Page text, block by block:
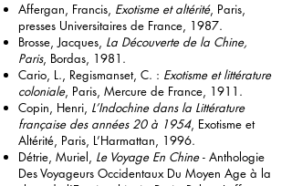
Affergan, Francis, Exotisme et altérité, Paris,
presses Universitaires de France, 1987.
Brosse, Jacques, La Découverte de la Chine,
Paris, Bordas, 1981.
Cario, L., Regismanset, C. : Exotisme et littérature
coloniale, Paris, Mercure de France, 1911.
Copin, Henri, L’Indochine dans la Littérature
française des années 20 à 1954, Exotisme et
Altérité, Paris, L’Harmattan, 1996.
Détrie, Muriel, Le Voyage En Chine- Anthologie
Des Voyageurs Occidentaux Du Moyen Age à la